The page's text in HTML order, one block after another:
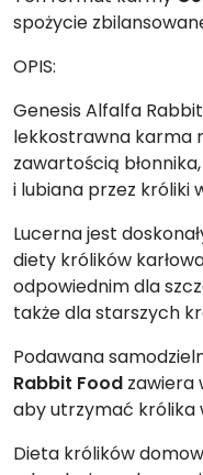
spożycie
OPIS:
Genesis Alfalfa
lekkostrawna karma
zawartością
i lubiana przez króliki
Lucerna jest
diety królików
odpowiednim dla
także dla starszych
Podawana
Rabbit Food zawiera
aby utrzymać królika
Dieta królików